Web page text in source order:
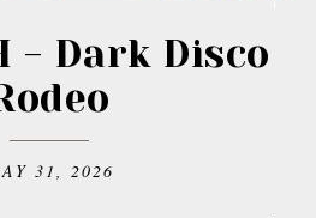
- Dark Disco
31, 2026